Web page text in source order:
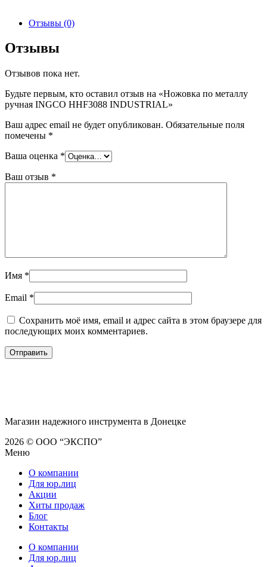
Отзывы (0)
Отзывы
Отзывов пока нет.
Будьте первым, кто оставил отзыв на «Ножовка по металлу
ручная INGCO HHF3088 INDUSTRIAL»
Ваш адрес email не будет опубликован. Обязательные поля
помечены *
Ваша оценка *
Ваш отзыв *
Имя *
Email *
Сохранить моё имя, email и адрес сайта в этом браузере для
последующих моих комментариев.
Магазин надежного инструмента в Донецке
2026 © ООО “ЭКСПО”
Меню
О компании
Для юр.лиц
Акции
Хиты продаж
Блог
Контакты
О компании
Для юр.лиц